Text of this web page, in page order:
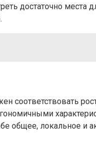
достаточно места
соответствовать
общее, локальное и